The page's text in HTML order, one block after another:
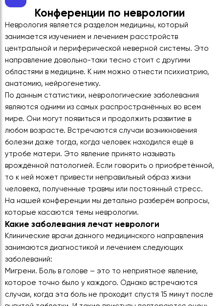
Конференции по неврологии
Неврология является разделом медицины, который
занимается изучением и лечением расстройств
центральной и периферической неверной системы. Это
направление довольно-таки тесно стоит с другими
областями в медицине. К ним можно отнести психиатрию,
анатомию, нейрогенетику.
По данным статистики, неврологические заболевания
являются одними из самых распространённых во всем
мире. Они могут появиться и продолжить развитие в
любом возрасте. Встречаются случаи возникновения
болезни даже тогда, когда человек находился ещё в
утробе матери. Это явление принято называть
врождённой патологией. Если говорить о приобретённой,
то к ней может привести неправильный образ жизни
человека, полученные травмы или постоянный стресс.
На нашей конференции мы детально разберём вопросы,
которые касаются темы неврологии.
Какие заболевания лечат неврологи
Клинические врачи данного медицинского направления
занимаются диагностикой и лечением следующих
заболеваний:
Мигрени. Боль в голове – это то неприятное явление,
которое точно было у каждого. Однако встречаются
случаи, когда эта боль не проходит спустя 15 минут после